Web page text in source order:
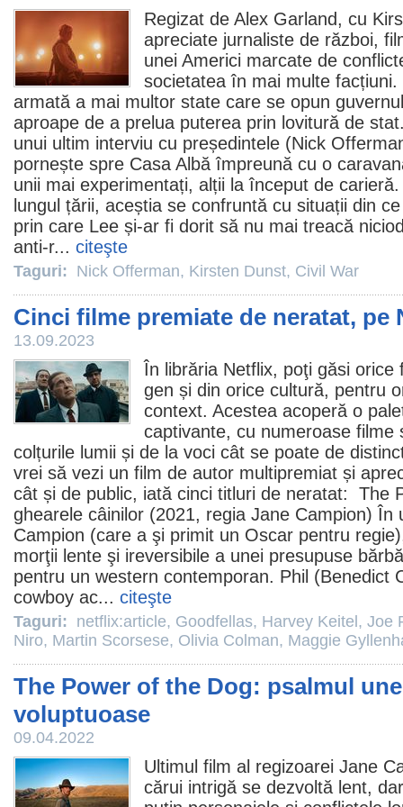
Regizat de Alex Garland, cu
apreciate jurnaliste de război,
unei Americi marcate de
societatea în mai multe
armată a mai multor state care se opun
aproape de a prelua puterea prin lovitură de
unui ultim interviu cu președintele (Nick
pornește spre Casa Albă împreună cu o
unii mai experimentați, alții la început de
lungul țării, aceștia se confruntă cu situații din
prin care Lee și-ar fi dorit să nu mai treacă
anti-r... citeşte
Taguri: Nick Offerman, Kirsten Dunst, Civil War
Cinci filme premiate de neratat, pe
13.09.2023
În librăria Netflix, poţi găsi
gen și din orice cultură, pentru
context. Acestea acoperă o
captivante, cu numeroase filme
colțurile lumii și de la voci cât se poate de
vrei să vezi un film de autor multipremiat și
cât și de public, iată cinci titluri de neratat: The
ghearele câinilor (2021, regia Jane Campion) În
Campion (care a şi primit un Oscar pentru
morţii lente şi ireversibile a unei presupuse
pentru un western contemporan. Phil (Benedict
cowboy ac... citeşte
Taguri: netflix:article, Goodfellas, Harvey Keitel , Joe
Niro, Martin Scorsese, Olivia Colman, Maggie
The Power of the Dog: psalmul
voluptuoase
09.04.2022
Ultimul film al regizoarei Jane
cărui intrigă se dezvoltă lent,